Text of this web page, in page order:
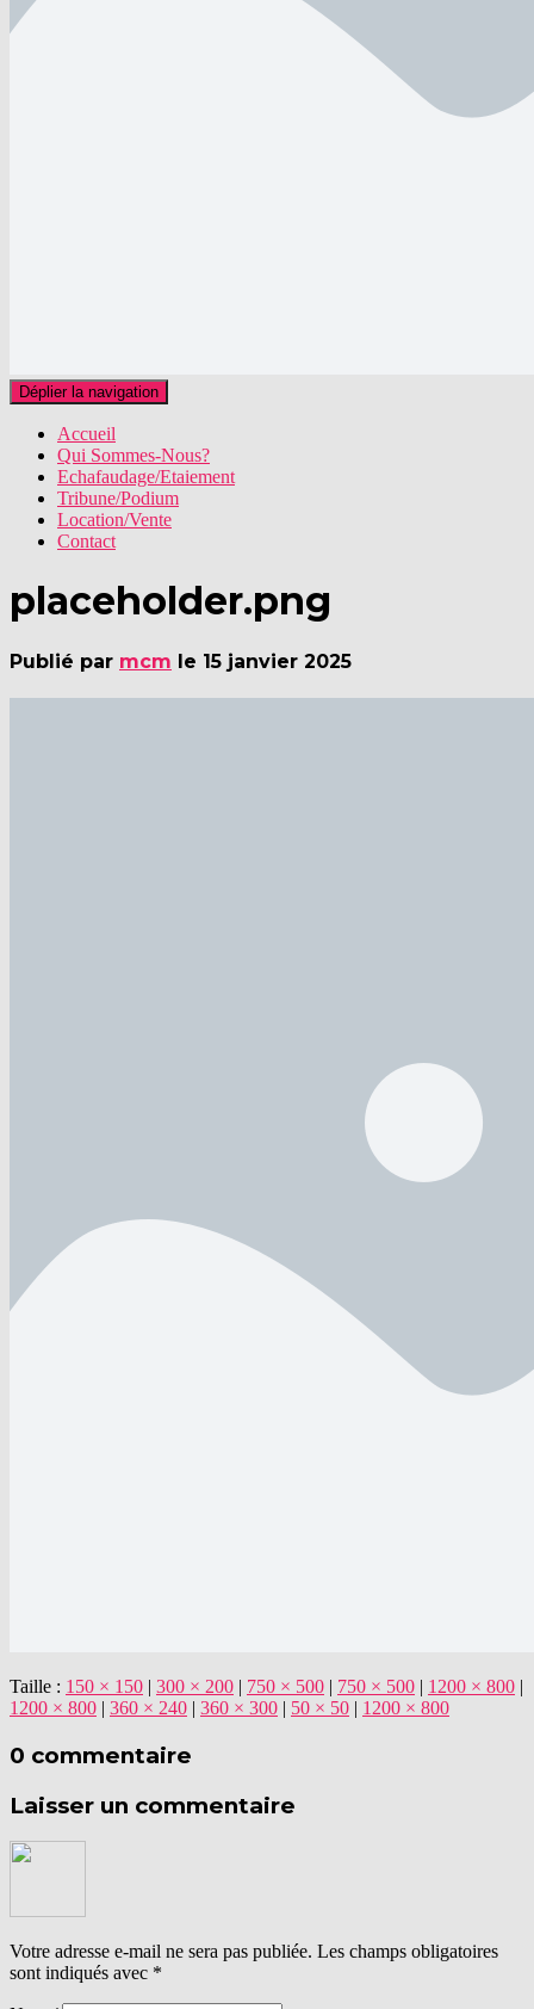
Déplier la navigation
Accueil
Qui Sommes-Nous?
Echafaudage/Etaiement
Tribune/Podium
Location/Vente
Contact
placeholder.png
Publié par mcm le 15 janvier 2025
Taille : 150 × 150 | 300 × 200 | 750 × 500 | 750 × 500 | 1200 × 800 |
1200 × 800 | 360 × 240 | 360 × 300 | 50 × 50 | 1200 × 800
0 commentaire
Laisser un commentaire
Votre adresse e-mail ne sera pas publiée. Les champs obligatoires
sont indiqués avec *